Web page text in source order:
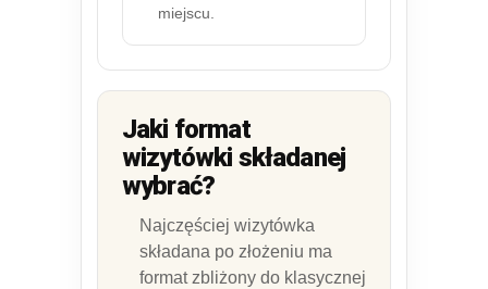
miejscu.
Jaki format
wizytówki składanej
wybrać?
Najczęściej wizytówka
składana po złożeniu ma
format zbliżony do klasycznej